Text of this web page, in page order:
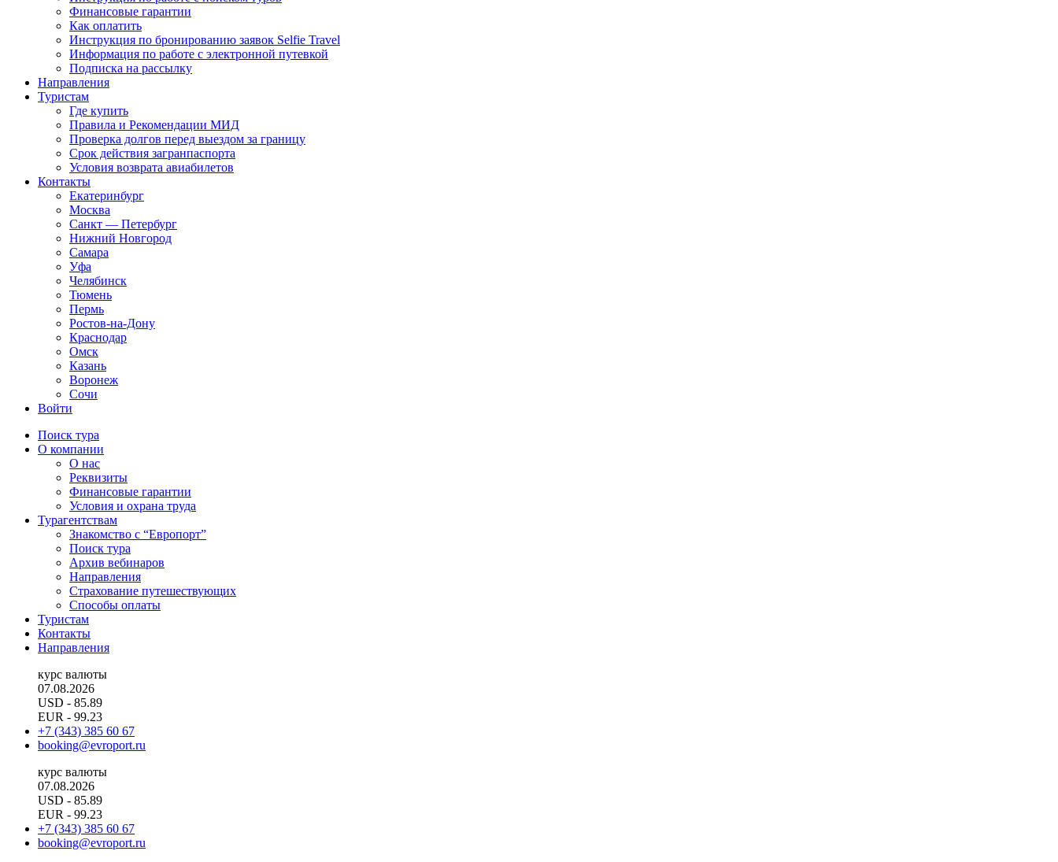
Финансовые гарантии
Как оплатить
Инструкция по бронированию заявок Selfie Travel
Информация по работе с электронной путевкой
Подписка на рассылку
Направления
Туристам
Где купить
Правила и Рекомендации МИД
Проверка долгов перед выездом за границу
Срок действия загранпаспорта
Условия возврата авиабилетов
Контакты
Екатеринбург
Москва
Санкт — Петербург
Нижний Новгород
Самара
Уфа
Челябинск
Тюмень
Пермь
Ростов-на-Дону
Краснодар
Омск
Казань
Воронеж
Сочи
Войти
Поиск тура
О компании
О нас
Реквизиты
Финансовые гарантии
Условия и охрана труда
Турагентствам
Знакомство с “Европорт”
Поиск тура
Архив вебинаров
Направления
Страхование путешествующих
Способы оплаты
Туристам
Контакты
Направления
курс валюты
07.08.2026
USD - 85.89
EUR - 99.23
+7 (343) 385 60 67
booking@evroport.ru
курс валюты
07.08.2026
USD - 85.89
EUR - 99.23
+7 (343) 385 60 67
booking@evroport.ru